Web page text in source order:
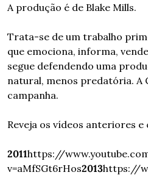
A produção é de Blake Mills.
Trata-se de um trabalho
que emociona, informa,
segue defendendo uma
natural, menos predatória. A
campanha.
Reveja os vídeos anteriores
2011https://
v=aMfSGt6rHos2013https://